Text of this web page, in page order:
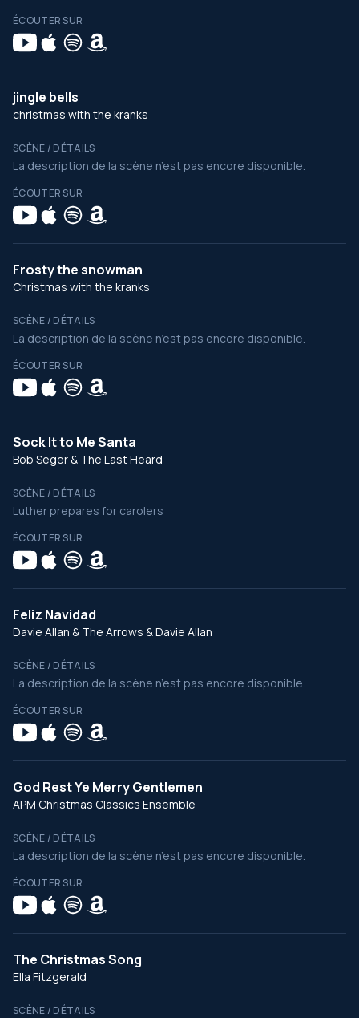
ÉCOUTER SUR
jingle bells
christmas with the kranks
SCÈNE / DÉTAILS
La description de la scène n’est pas encore disponible.
ÉCOUTER SUR
Frosty the snowman
Christmas with the kranks
SCÈNE / DÉTAILS
La description de la scène n’est pas encore disponible.
ÉCOUTER SUR
Sock It to Me Santa
Bob Seger & The Last Heard
SCÈNE / DÉTAILS
Luther prepares for carolers
ÉCOUTER SUR
Feliz Navidad
Davie Allan & The Arrows & Davie Allan
SCÈNE / DÉTAILS
La description de la scène n’est pas encore disponible.
ÉCOUTER SUR
God Rest Ye Merry Gentlemen
APM Christmas Classics Ensemble
SCÈNE / DÉTAILS
La description de la scène n’est pas encore disponible.
ÉCOUTER SUR
The Christmas Song
Ella Fitzgerald
SCÈNE / DÉTAILS